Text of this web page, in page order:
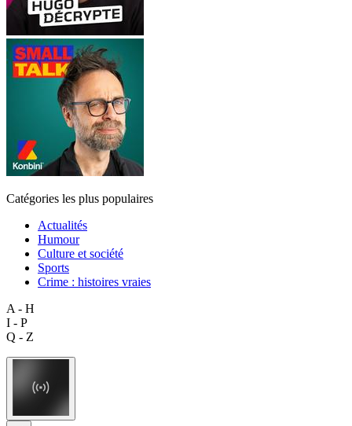
Catégories les plus populaires
Actualités
Humour
Culture et société
Sports
Crime : histoires vraies
A - H
I - P
Q - Z